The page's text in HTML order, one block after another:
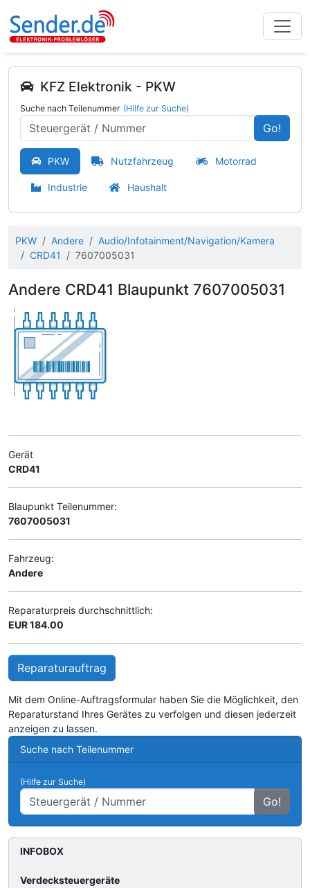
KFZ Elektronik - PKW
Suche nach Teilenummer (Hilfe zur Suche)
Go!
PKW Nutzfahrzeug Motorrad
Industrie Haushalt
PKW Andere
Audio/Infotainment/Navigation/Kamera
CRD41
7607005031
Andere CRD41 Blaupunkt 7607005031
Gerät
CRD41
Blaupunkt Teilenummer:
7607005031
Fahrzeug:
Andere
Reparaturpreis durchschnittlich:
EUR 184.00
Reparaturauftrag
Mit dem Online-Auftragsformular haben Sie die Möglichkeit, den
Reparaturstand Ihres Gerätes zu verfolgen und diesen jederzeit
anzeigen zu lassen.
Suche nach Teilenummer
(Hilfe zur Suche)
Go!
INFOBOX
Verdecksteuergeräte